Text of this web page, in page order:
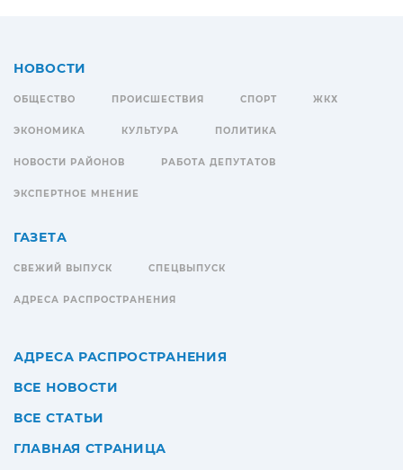
НОВОСТИ
ОБЩЕСТВО ПРОИСШЕСТВИЯ СПОРТ ЖКХ
ЭКОНОМИКА КУЛЬТУРА ПОЛИТИКА
НОВОСТИ РАЙОНОВ РАБОТА ДЕПУТАТОВ
ЭКСПЕРТНОЕ МНЕНИЕ
ГАЗЕТА
СВЕЖИЙ ВЫПУСК СПЕЦВЫПУСК
АДРЕСА РАСПРОСТРАНЕНИЯ
АДРЕСА РАСПРОСТРАНЕНИЯ
ВСЕ НОВОСТИ
ВСЕ СТАТЬИ
ГЛАВНАЯ СТРАНИЦА